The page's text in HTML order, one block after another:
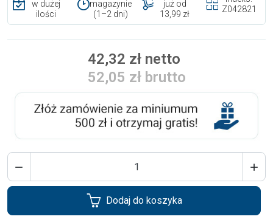
w dużej
ilości
magazynie
(1–2 dni)
już od
13,99 zł
Z042821
42,32 zł netto
52,05 zł brutto
 
Dodaj do koszyka